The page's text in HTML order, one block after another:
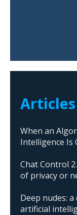
When an
Intelligence Is
Chat Control
of privacy or
Deep nudes:
artificial